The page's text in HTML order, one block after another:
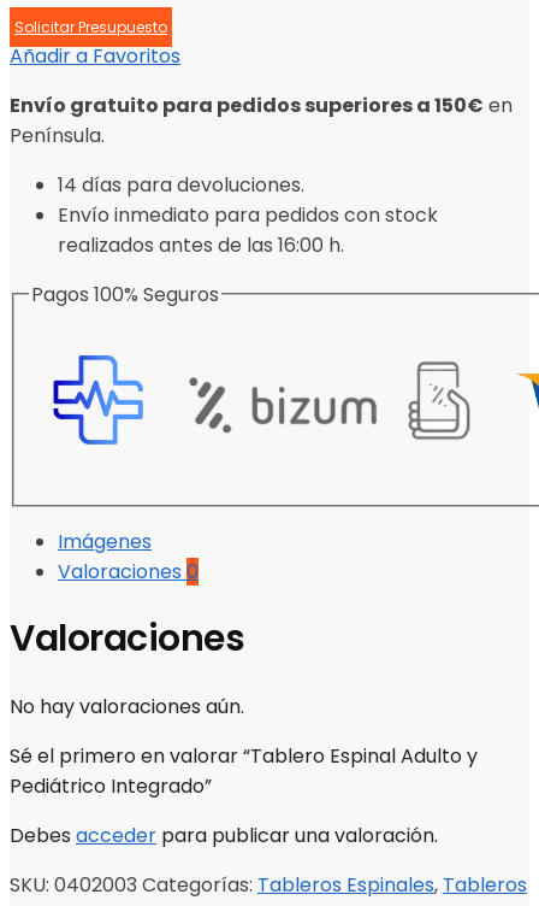
Solicitar Presupuesto
Añadir a Favoritos
Envío gratuito para pedidos superiores a 150€ en
Península.
14 días para devoluciones.
Envío inmediato para pedidos con stock
realizados antes de las 16:00 h.
Pagos 100% Seguros
Imágenes
Valoraciones 0
Valoraciones
No hay valoraciones aún.
Sé el primero en valorar “Tablero Espinal Adulto y
Pediátrico Integrado”
Debes acceder para publicar una valoración.
SKU: 0402003 Categorías: Tableros Espinales, Tableros